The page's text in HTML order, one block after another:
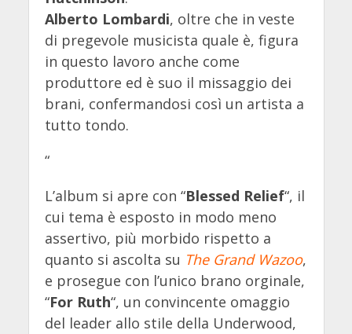
Alberto Lombardi, oltre che in veste
di pregevole musicista quale è, figura
in questo lavoro anche come
produttore ed è suo il missaggio dei
brani, confermandosi così un artista a
tutto tondo.
“
L’album si apre con “Blessed Relief“, il
cui tema è esposto in modo meno
assertivo, più morbido rispetto a
quanto si ascolta su The Grand Wazoo,
e prosegue con l’unico brano orginale,
“For Ruth“, un convincente omaggio
del leader allo stile della Underwood,